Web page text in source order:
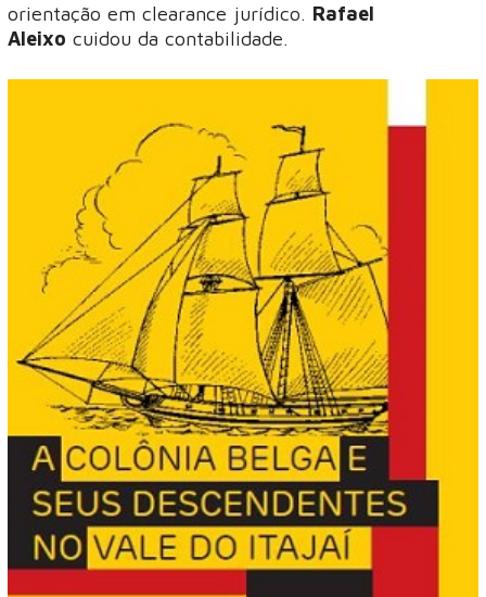
orientação em clearance jurídico. Rafael
Aleixo cuidou da contabilidade.